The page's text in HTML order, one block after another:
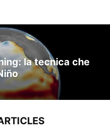
la tecnica che